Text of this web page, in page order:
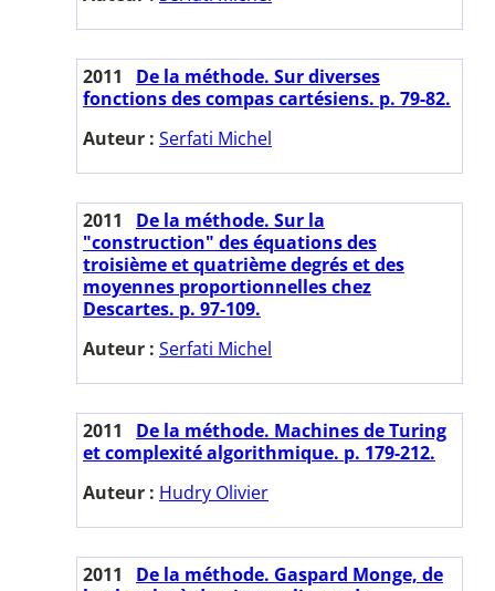
2011
De la méthode. Sur diverses
fonctions des compas cartésiens. p. 79-82.
Auteur : Serfati Michel
2011
De la méthode. Sur la
"construction" des équations des
troisième et quatrième degrés et des
moyennes proportionnelles chez
Descartes. p. 97-109.
Auteur : Serfati Michel
2011
De la méthode. Machines de Turing
et complexité algorithmique. p. 179-212.
Auteur : Hudry Olivier
2011
De la méthode. Gaspard Monge, de